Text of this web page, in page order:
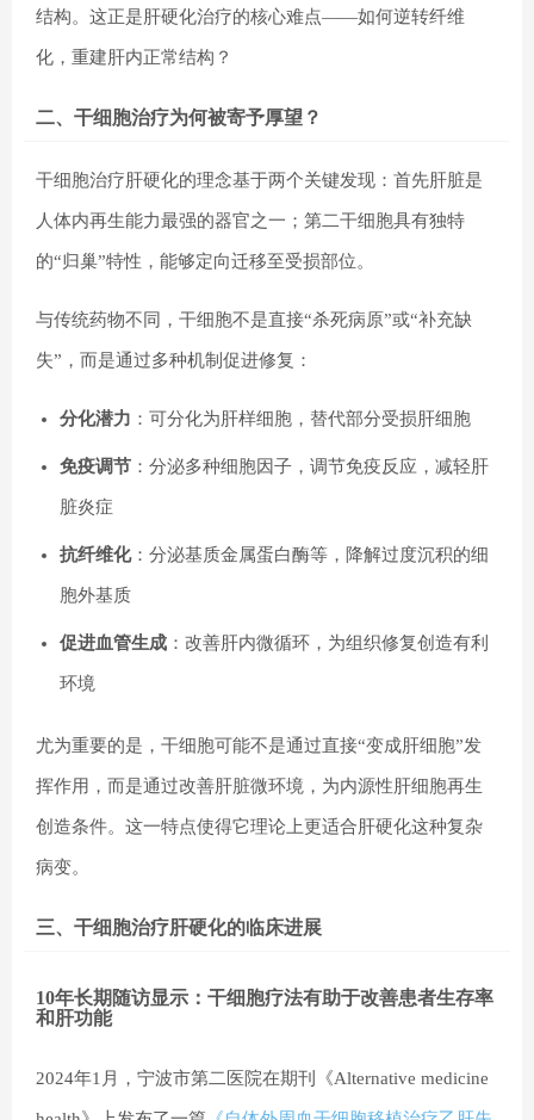
结构。这正是肝硬化治疗的核心难点——如何逆转纤维
化，重建肝内正常结构？
二、干细胞治疗为何被寄予厚望？
干细胞治疗肝硬化的理念基于两个关键发现：首先肝脏是
人体内再生能力最强的器官之一；第二干细胞具有独特
的“归巢”特性，能够定向迁移至受损部位。
与传统药物不同，干细胞不是直接“杀死病原”或“补充缺
失”，而是通过多种机制促进修复：
分化潜力 ：可分化为肝样细胞，替代部分受损肝细胞
免疫调节 ：分泌多种细胞因子，调节免疫反应，减轻肝
脏炎症
抗纤维化：分泌基质金属蛋白酶等，降解过度沉积的细
胞外基质
促进血管生成 ：改善肝内微循环，为组织修复创造有利
环境
尤为重要的是，干细胞可能不是通过直接“变成肝细胞”发
挥作用，而是通过改善肝脏微环境，为内源性肝细胞再生
创造条件。这一特点使得它理论上更适合肝硬化这种复杂
病变。
三、干细胞治疗肝硬化的临床进展
10年长期随访显示：干细胞疗法有助于改善患者生存率
和肝功能
2024年1月，宁波市第二医院在期刊《Alternative medicine